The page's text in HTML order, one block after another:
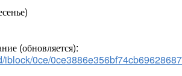
(обновляется):
iblock/0ce/